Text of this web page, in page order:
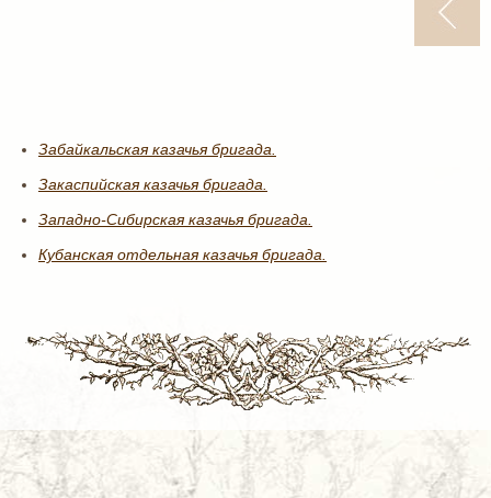
Забайкальская казачья бригада.
Закаспийская казачья бригада.
Западно-Сибирская казачья бригада.
Кубанская отдельная казачья бригада.